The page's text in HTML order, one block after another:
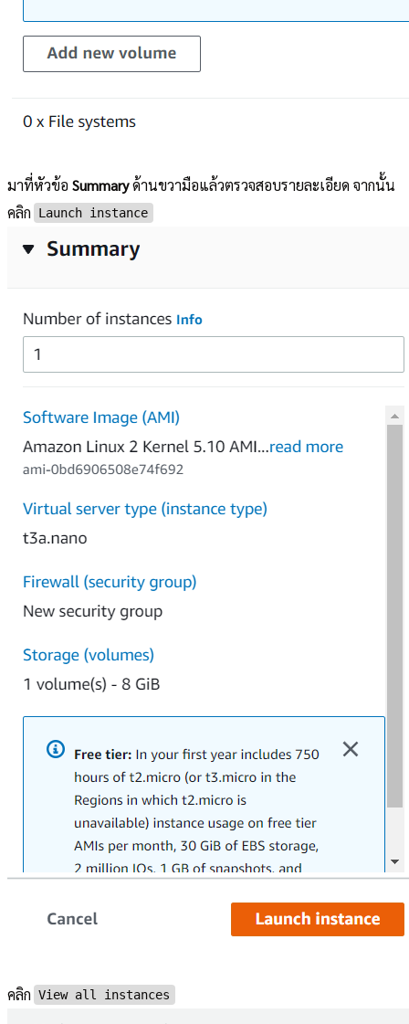
มาที่หัวข้อ Summaryด้านขวามือแล้วตรวจสอบรายละเอียด จากนั้น
คลิก
Launch instance
คลิก View all instances